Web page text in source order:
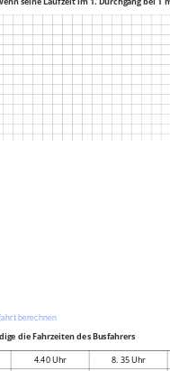
berechnen
die Fahrzeiten des Busfahrers
4.40 Uhr 8. 35 Uhr